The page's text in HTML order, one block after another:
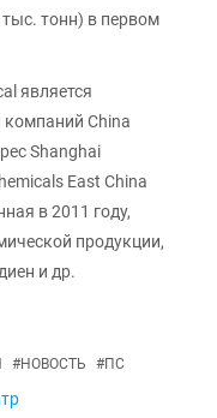
тыс. тонн) в первом
является
China
Shanghai
East China
в 2011 году,
продукции,
и др.
#НОВОСТЬ #ПС